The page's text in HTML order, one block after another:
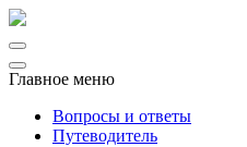
Главное меню
Вопросы и ответы
Путеводитель